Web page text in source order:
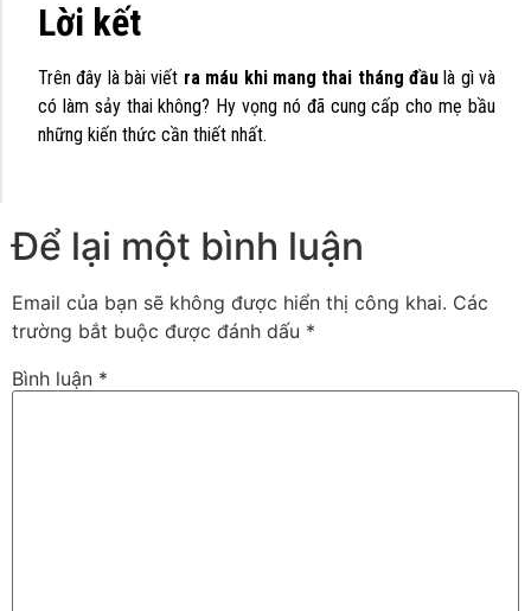
Lời kết
Trên đây là bài viết ra máu khi mang thai tháng đầulà gì và
có làm sảy thai không? Hy vọng nó đã cung cấp cho mẹ bầu
những kiến thức cần thiết nhất.
Để lại một bình luận
Email của bạn sẽ không được hiển thị công khai. Các
trường bắt buộc được đánh dấu *
Bình luận *